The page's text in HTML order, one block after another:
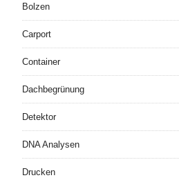
Bolzen
Carport
Container
Dachbegrünung
Detektor
DNA Analysen
Drucken